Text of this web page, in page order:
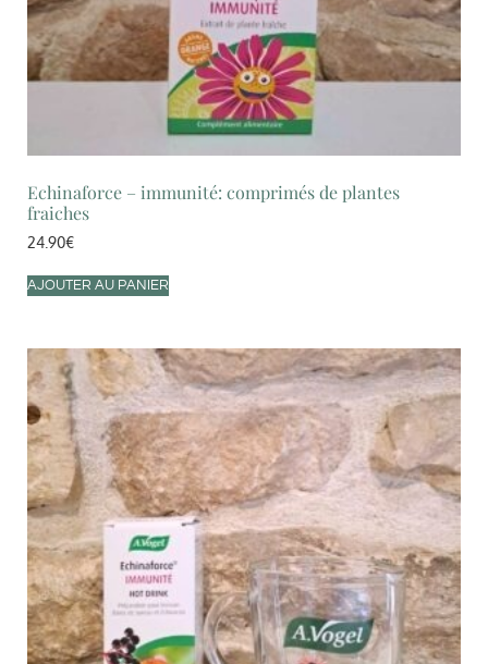
Echinaforce – immunité: comprimés de plantes
fraiches
24.90€
AJOUTER AU PANIER